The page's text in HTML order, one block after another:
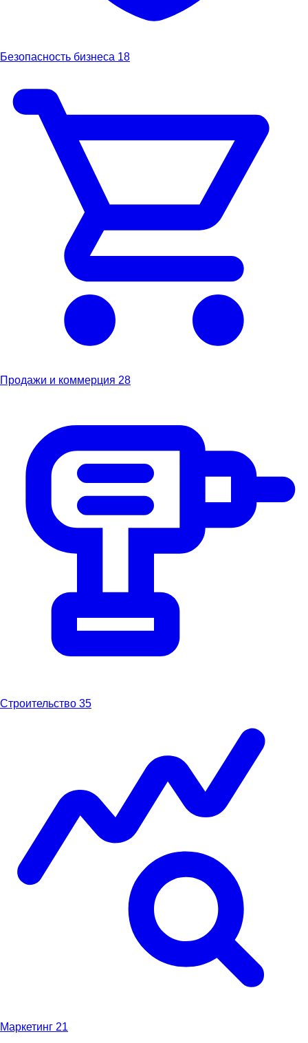
Безопасность бизнеса 18
Продажи и коммерция 28
Строительство 35
Маркетинг 21